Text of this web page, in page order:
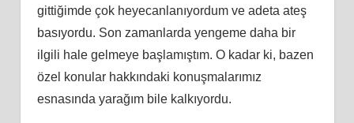
gittiğimde çok heyecanlanıyordum ve adeta ateş
basıyordu. Son zamanlarda yengeme daha bir
ilgili hale gelmeye başlamıştım. O kadar ki, bazen
özel konular hakkındaki konuşmalarımız
esnasında yarağım bile kalkıyordu.